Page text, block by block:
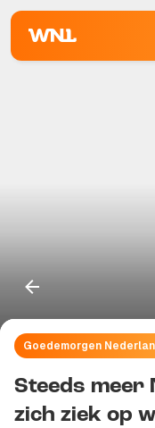
Goedemorgen
Steeds meer
zich ziek op